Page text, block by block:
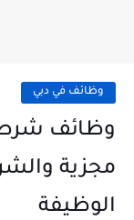
وظائف في دبي
وظائف
مجزية
الوظيفة